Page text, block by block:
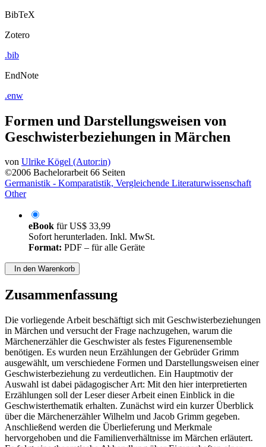
BibTeX
Zotero
.bib
EndNote
.enw
Formen und Darstellungsweisen von
Geschwisterbeziehungen in Märchen
von Ulrike Kögel (Autor:in)
©2006 Bachelorarbeit 66 Seiten
Germanistik - Komparatistik, Vergleichende Literaturwissenschaft
Other
eBook fürUS$ 33,99
Sofort herunterladen. Inkl. MwSt.
Format: PDF – für alle Geräte
In den Warenkorb
Zusammenfassung
Die vorliegende Arbeit beschäftigt sich mit Geschwisterbeziehungen
in Märchen und versucht der Frage nachzugehen, warum die
Märchenerzähler die Geschwister als festes Figurenensemble
benötigen. Es wurden neun Erzählungen der Gebrüder Grimm
ausgewählt, um verschiedene Formen und Darstellungsweisen einer
Geschwisterbeziehung zu verdeutlichen. Ein Hauptmotiv der
Auswahl ist dabei pädagogischer Art: Mit den hier interpretierten
Erzählungen soll der Leser dieser Arbeit einen Einblick in die
Geschwisterthematik erhalten. Zunächst wird ein kurzer Überblick
über die Märchenerzähler Wilhelm und Jacob Grimm gegeben.
Anschließend werden die Überlieferung und Merkmale
hervorgehoben und die Familienverhältnisse im Märchen erläutert.